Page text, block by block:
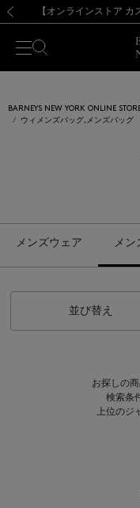
【夏季休業に伴う
熊本県を中心とした
【開催中】
【夏季休業に伴う
BARNEYS NEW YORK ONLINE
ウィメンズバッグ,メンズバッグ
メンズウェア メン
並び替え
お探しの
検索条
上位のジ